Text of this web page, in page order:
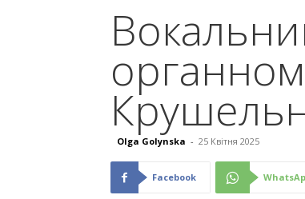
Olga Golynska - 25 Квітня 2025
Facebook